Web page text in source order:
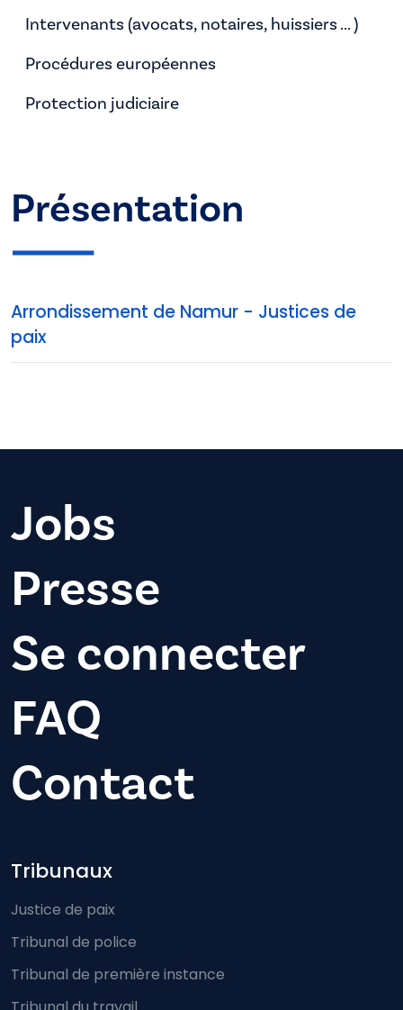
Intervenants (avocats, notaires, huissiers ... )
Procédures européennes
Protection judiciaire
Présentation
Arrondissement de Namur - Justices de
paix
Jobs
Presse
Se connecter
FAQ
Contact
Footer-menu
Tribunaux
Justice de paix
Tribunal de police
Tribunal de première instance